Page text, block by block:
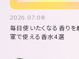
2026.07.08
毎日使いたくなる香りを
軍で使える香水4選